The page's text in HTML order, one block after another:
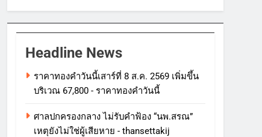
Headline News
ราคาทองคําวันนี้เสาร์ที่ 8 ส.ค. 2569 เพิ่มขึ้น
บริเวณ 67,800 - ราคาทองคําวันนี้
ศาลปกครองกลาง ไม่รับคำฟ้อง “นพ.สรณ”
เหตุยังไม่ใช่ผู้เสียหาย - thansettakij